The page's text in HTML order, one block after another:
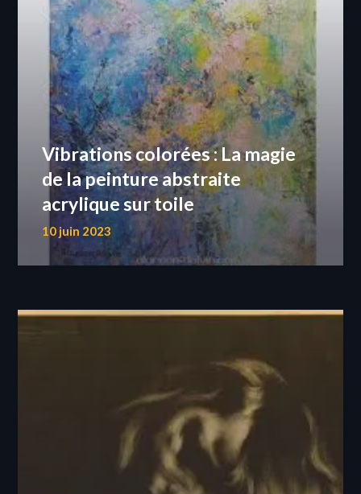
Vibrations colorées : La magie
de la peinture abstraite
acrylique sur toile
10 juin 2023